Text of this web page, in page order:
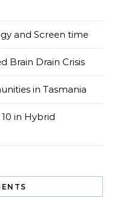
and Screen time
Brain Drain Crisis
in Tasmania
in Hybrid